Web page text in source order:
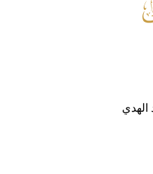
الهدي